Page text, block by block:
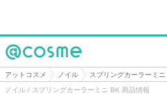
@cosme
アットコスメ ノイル スプリングカーラーミニ
ノイル / スプリングカーラーミニ BK 商品情報